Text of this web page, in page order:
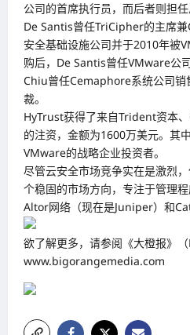
公司的首席执行员，而后者则担任
De Santis曾任TriCipher的主席
安全基础设施公司并于2010年被
购后，De Santis曾任VMware公
Chiu曾任Cemaphore系统公司销
裁。
HyTrust获得了来自Trident资本
的注资，金额为1600万美元。其
VMware的战略企业投资者。
尽管云安全市场竞争实在是激烈
个稳固的市场方向，专注于管理
Altor网络（现在是Juniper）和
欲了解更多，请参阅《大橙报》
www.bigorangemedia.com